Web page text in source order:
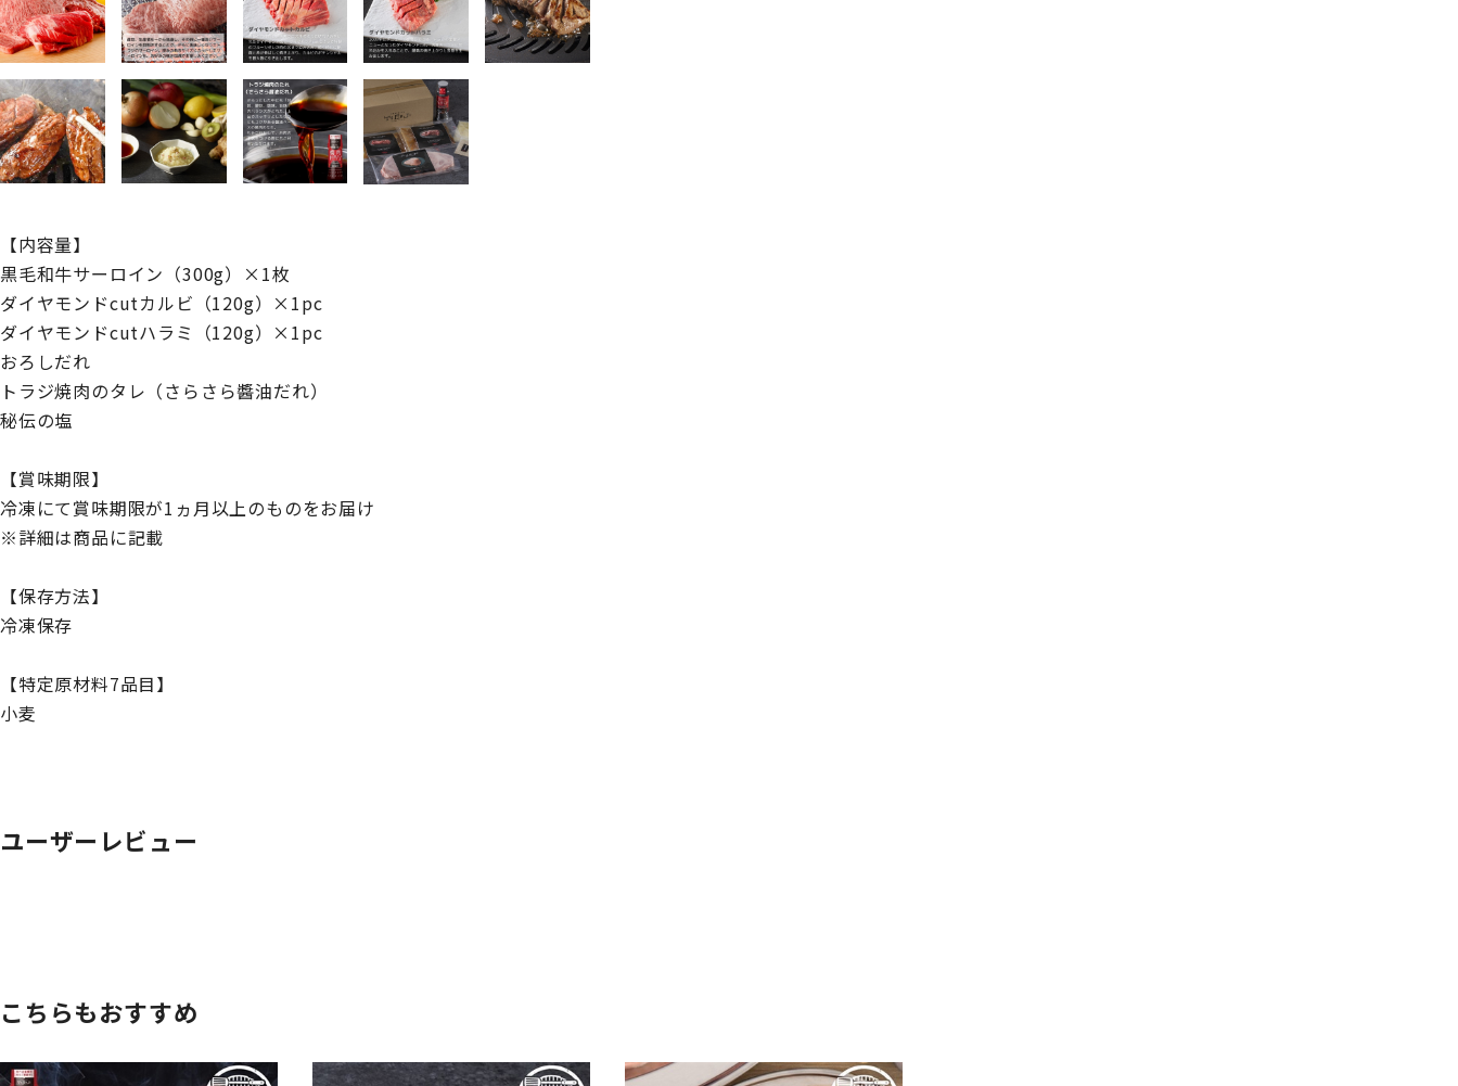
【内容量】
黒毛和牛サーロイン（300g）×1枚
ダイヤモンドcutカルビ（120g）×1pc
ダイヤモンドcutハラミ（120g）×1pc
おろしだれ
トラジ焼肉のタレ（さらさら醬油だれ）
秘伝の塩
【賞味期限】
冷凍にて賞味期限が1ヵ月以上のものをお届け
※詳細は商品に記載
【保存方法】
冷凍保存
【特定原材料7品目】
小麦
ユーザーレビュー
こちらもおすすめ